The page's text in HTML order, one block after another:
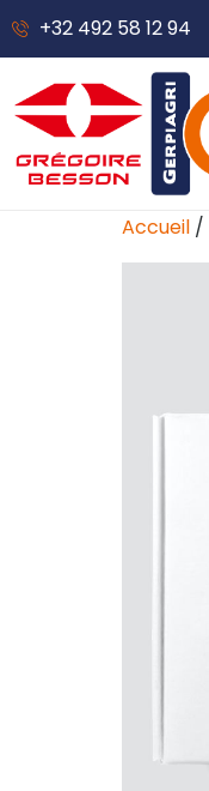
+32 492 58 12 94
Accueil /